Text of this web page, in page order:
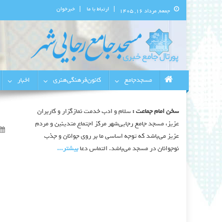
جمعه, مرداد ۱۶, ۱۴۰۵ ارتباط با ما خبرخوان
پورتال اطلاع‌رسانی مسجد
استان البرز
مسجدجامع
کانون‌فرهنگی‌هنری اخبار
سخن امام جماعت :سلام و ادب خدمت نمازگزار و کاربران
عزیز، مسجد جامع رجایی‌شهر مرکز اجتماع متدینین و مردم
عزیز می‌باشد که توجه اساسی ما بر روی جوانان و جذب
نوجوانان در مسجد می‌باشد. التماس دعابیشتر‫...‬